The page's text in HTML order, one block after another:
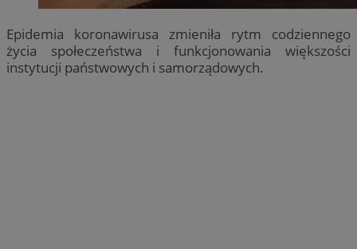
Epidemia koronawirusa zmieniła rytm codziennego
życia społeczeństwa i funkcjonowania większości
instytucji państwowych i samorządowych.